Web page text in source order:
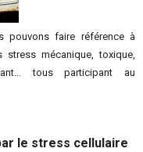
pouvons faire référence à
mécanique, toxique,
tous participant au
le stress cellulaire